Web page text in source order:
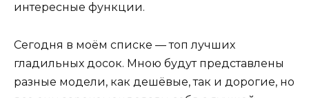
интересные функции.
Сегодня в моём списке — топ лучших
гладильных досок. Мною будут представлены
разные модели, как дешёвые, так и дорогие, но